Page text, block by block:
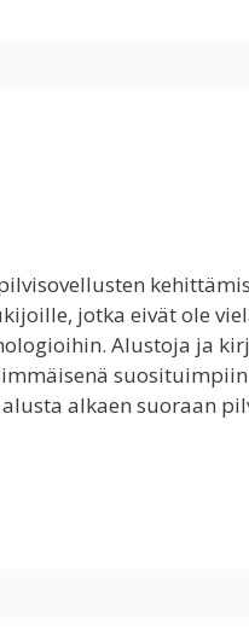
jotka eivät ole
Alustoja ja
suosituimpiin
alusta alkaen suoraan